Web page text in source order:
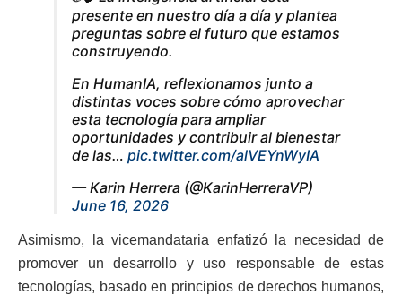
presente en nuestro día a día y plantea
preguntas sobre el futuro que estamos
construyendo.
En HumanIA, reflexionamos junto a
distintas voces sobre cómo aprovechar
esta tecnología para ampliar
oportunidades y contribuir al bienestar
de las… pic.twitter.com/alVEYnWyIA
— Karin Herrera (@KarinHerreraVP)
June 16, 2026
Asimismo, la vicemandataria enfatizó la necesidad de
promover un desarrollo y uso responsable de estas
tecnologías, basado en principios de derechos humanos,